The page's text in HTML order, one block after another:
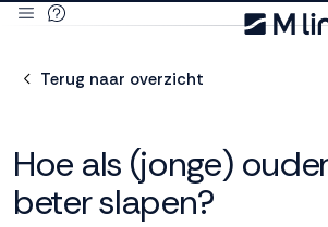
gebruikt
M line plaatst
Terug naar overzicht
Hoe als (jonge)
beter slapen?